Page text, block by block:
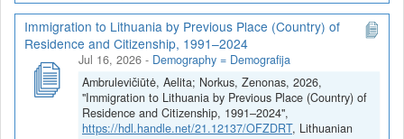
Immigration to Lithuania by Previous Place (Country) of
Residence and Citizenship, 1991–2024
Jul 16, 2026 - Demography = Demografija
Ambrulevičiūtė, Aelita; Norkus, Zenonas, 2026,
"Immigration to Lithuania by Previous Place (Country) of
Residence and Citizenship, 1991–2024",
https://hdl.handle.net/21.12137/OFZDRT, Lithuanian